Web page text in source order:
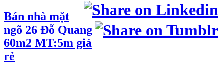
Bán nhà mặt
ngõ 26 Đỗ Quang
60m2 MT:5m giá
rẻ